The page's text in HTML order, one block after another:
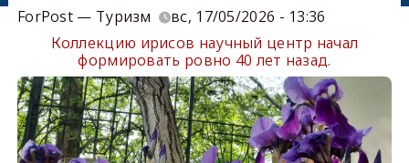
ForPost — Туризм
вс, 17/05/2026 - 13:36
Коллекцию ирисов научный центр начал
формировать ровно 40 лет назад.